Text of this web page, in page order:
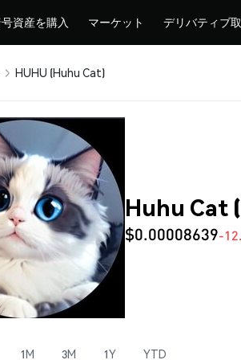
資産を購入 マーケット デリバティブ
HUHU (Huhu Cat)
Huhu Cat
$0.00008639-
1M 3M 1Y YTD